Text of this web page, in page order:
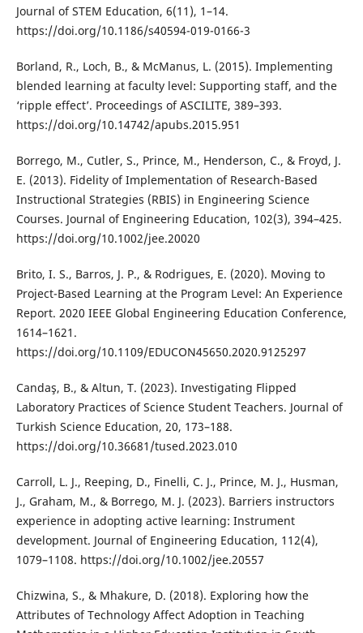
Journal of STEM Education, 6(11), 1–14.
https://doi.org/10.1186/s40594-019-0166-3
Borland, R., Loch, B., & McManus, L. (2015). Implementing
blended learning at faculty level: Supporting staff, and the
‘ripple effect’. Proceedings of ASCILITE, 389–393.
https://doi.org/10.14742/apubs.2015.951
Borrego, M., Cutler, S., Prince, M., Henderson, C., & Froyd, J.
E. (2013). Fidelity of Implementation of Research-Based
Instructional Strategies (RBIS) in Engineering Science
Courses. Journal of Engineering Education, 102(3), 394–425.
https://doi.org/10.1002/jee.20020
Brito, I. S., Barros, J. P., & Rodrigues, E. (2020). Moving to
Project-Based Learning at the Program Level: An Experience
Report. 2020 IEEE Global Engineering Education Conference,
1614–1621.
https://doi.org/10.1109/EDUCON45650.2020.9125297
Candaş, B., & Altun, T. (2023). Investigating Flipped
Laboratory Practices of Science Student Teachers. Journal of
Turkish Science Education, 20, 173–188.
https://doi.org/10.36681/tused.2023.010
Carroll, L. J., Reeping, D., Finelli, C. J., Prince, M. J., Husman,
J., Graham, M., & Borrego, M. J. (2023). Barriers instructors
experience in adopting active learning: Instrument
development. Journal of Engineering Education, 112(4),
1079–1108. https://doi.org/10.1002/jee.20557
Chizwina, S., & Mhakure, D. (2018). Exploring how the
Attributes of Technology Affect Adoption in Teaching